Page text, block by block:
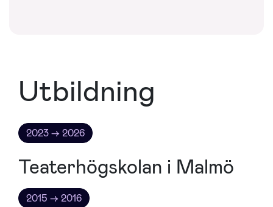
Utbildning
2023 → 2026
Teaterhögskolan i Malmö
2015 → 2016